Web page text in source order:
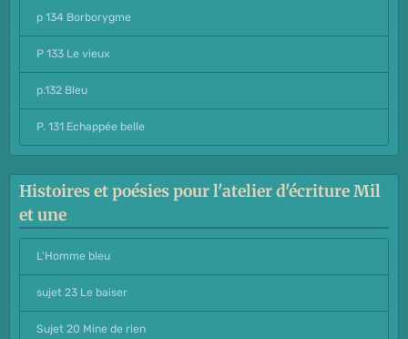
p 134 Borborygme
P 133 Le vieux
p.132 Bleu
P. 131 Echappée belle
Histoires et poésies pour l'atelier d'écriture Mil
et une
L'Homme bleu
sujet 23 Le baiser
Sujet 20 Mine de rien